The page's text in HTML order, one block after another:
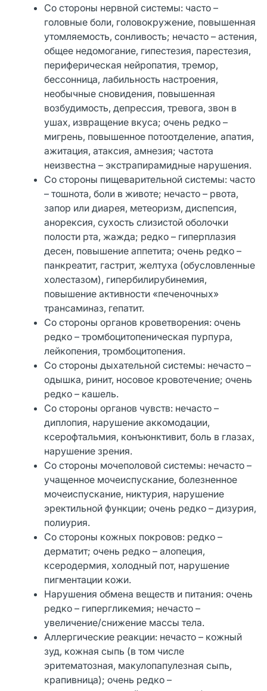
Со стороны нервной системы: часто –
головные боли, головокружение, повышенная
утомляемость, сонливость; нечасто – астения,
общее недомогание, гипестезия, парестезия,
периферическая нейропатия, тремор,
бессонница, лабильность настроения,
необычные сновидения, повышенная
возбудимость, депрессия, тревога, звон в
ушах, извращение вкуса; очень редко –
мигрень, повышенное потоотделение, апатия,
ажитация, атаксия, амнезия; частота
неизвестна – экстрапирамидные нарушения.
Со стороны пищеварительной системы: часто
– тошнота, боли в животе; нечасто – рвота,
запор или диарея, метеоризм, диспепсия,
анорексия, сухость слизистой оболочки
полости рта, жажда; редко – гиперплазия
десен, повышение аппетита; очень редко –
панкреатит, гастрит, желтуха (обусловленные
холестазом), гипербилирубинемия,
повышение активности «печеночных»
трансаминаз, гепатит.
Со стороны органов кроветворения: очень
редко – тромбоцитопеническая пурпура,
лейкопения, тромбоцитопения.
Со стороны дыхательной системы: нечасто –
одышка, ринит, носовое кровотечение; очень
редко – кашель.
Со стороны органов чувств: нечасто –
диплопия, нарушение аккомодации,
ксерофтальмия, конъюнктивит, боль в глазах,
нарушение зрения.
Со стороны мочеполовой системы: нечасто –
учащенное мочеиспускание, болезненное
мочеиспускание, никтурия, нарушение
эректильной функции; очень редко – дизурия,
полиурия.
Со стороны кожных покровов: редко –
дерматит; очень редко – алопеция,
ксеродермия, холодный пот, нарушение
пигментации кожи.
Нарушения обмена веществ и питания: очень
редко – гипергликемия; нечасто –
увеличение/снижение массы тела.
Аллергические реакции: нечасто – кожный
зуд, кожная сыпь (в том числе
эритематозная, макулопапулезная сыпь,
крапивница); очень редко –